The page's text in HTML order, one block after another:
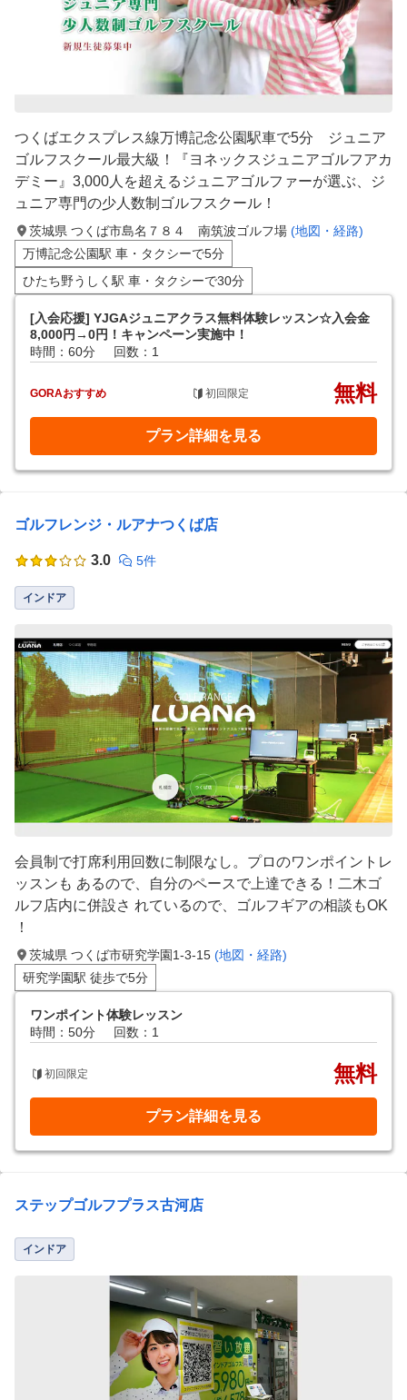
つくばエクスプレス線万博記念公園駅車で5分 ジュニア
ゴルフスクール最大級！『ヨネックスジュニアゴルフアカ
デミー』3,000人を超えるジュニアゴルファーが選ぶ、ジ
ュニア専門の少人数制ゴルフスクール！
茨城県 つくば市島名７８４ 南筑波ゴルフ場 (地図・経路)
万博記念公園駅 車・タクシーで5分
ひたち野うしく駅 車・タクシーで30分
[入会応援] YJGAジュニアクラス無料体験レッスン☆入会金
8,000円→0円！キャンペーン実施中！
時間：60分
回数：1
GORAおすすめ 初回限定 無料
プラン詳細を見る
ゴルフレンジ・ルアナつくば店
3.0 5件
インドア
会員制で打席利用回数に制限なし。プロのワンポイントレ
ッスンも あるので、自分のペースで上達できる！二木ゴ
ルフ店内に併設さ れているので、ゴルフギアの相談もOK
！
茨城県 つくば市研究学園1-3-15 (地図・経路)
研究学園駅 徒歩で5分
ワンポイント体験レッスン
時間：50分
回数：1
初回限定 無料
プラン詳細を見る
ステップゴルフプラス古河店
インドア